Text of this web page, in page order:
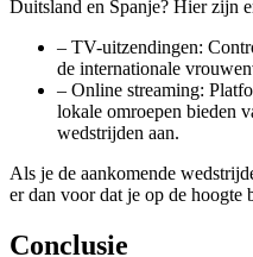
Duitsland en Spanje? Hier zijn
– TV-uitzendingen:
de internationale
– Online streaming:
lokale omroepen bieden
wedstrijden aan.
Als je de aankomende
er dan voor dat je op de hoogte
Conclusie